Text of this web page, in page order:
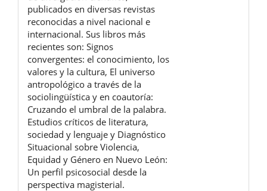
publicados en diversas revistas
reconocidas a nivel nacional e
internacional. Sus libros más
recientes son: Signos
convergentes: el conocimiento, los
valores y la cultura, El universo
antropológico a través de la
sociolingüística y en coautoría:
Cruzando el umbral de la palabra.
Estudios críticos de literatura,
sociedad y lenguaje y Diagnóstico
Situacional sobre Violencia,
Equidad y Género en Nuevo León:
Un perfil psicosocial desde la
perspectiva magisterial.